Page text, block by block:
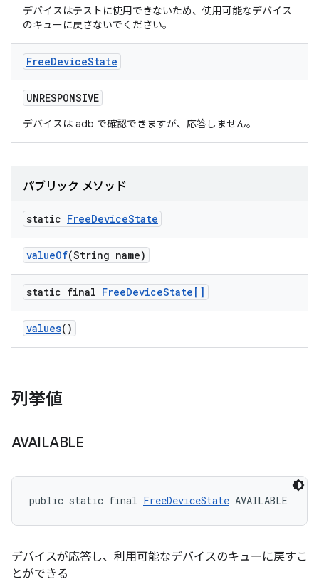
デバイスはテストに使用できないため、使用可能なデバイス
のキューに戻さないでください。
FreeDeviceState
UNRESPONSIVE
デバイスは adb で確認できますが、応答しません。
パブリック メソッド
static FreeDeviceState
valueOf(String name)
static final FreeDeviceState[]
values()
列挙値
AVAILABLE
public static final FreeDeviceState AVAILABLE
デバイスが応答し、利用可能なデバイスのキューに戻すこ
とができる